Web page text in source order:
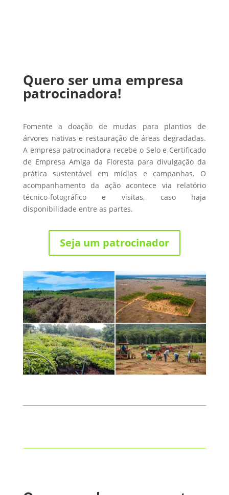
Quero ser uma empresa
patrocinadora!
Fomente a doação de mudas para plantios de
árvores nativas e restauração de áreas degradadas.
A empresa patrocinadora recebe o Selo e Certificado
de Empresa Amiga da Floresta para divulgação da
prática sustentável em mídias e campanhas. O
acompanhamento da ação acontece via relatório
técnico-fotográfico e visitas, caso haja
disponibilidade entre as partes.
Seja um patrocinador